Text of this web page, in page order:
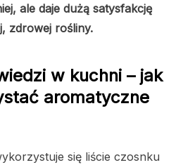
ale daje dużą satysfakcję
zdrowej rośliny.
w kuchni – jak
aromatyczne
się liście czosnku